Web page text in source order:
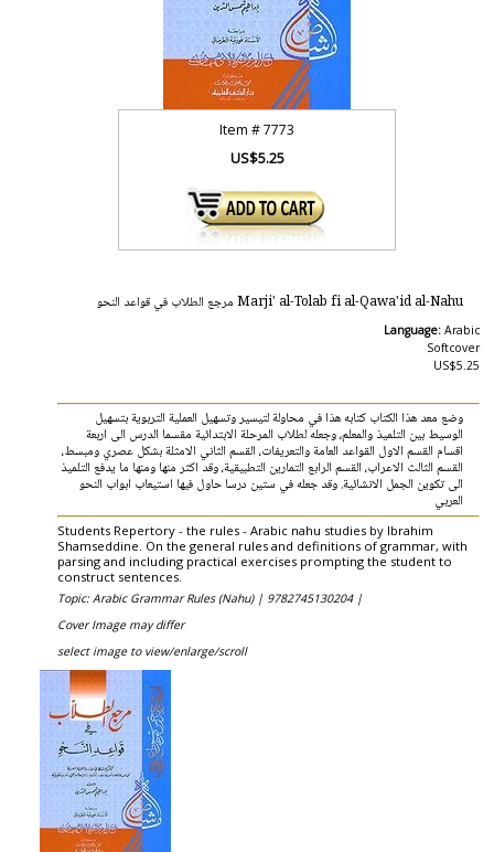
Item #7773
US$5.25
Marji' al-Tolab fi al-Qawa'id al-Nahu مرجع الطلاب في قواعد النحو
Language: Arabic
Softcover
US$5.25
وضع معد هذا الكتاب كتابه هذا في محاولة لتيسير وتسهيل العملية التربوية بتسهيل
الوسيط بين التلميذ والمعلم، وجعله لطلاب المرحلة الابتدائية مقسما الدرس الى اربعة
اقسام القسم الاول القواعد العامة والتعريفات، القسم الثاني الامثلة بشكل عصري ومبسط،
القسم الثالث الاعراب، القسم الرابع التمارين التطبيقية، وقد اكثر منها ومنها ما يدفع التلميذ
الى تكوين الجمل الانشائية. وقد جعله في ستين درسا حاول فيها استيعاب ابواب النحو
العربي
Students Repertory - the rules - Arabic nahu studies by Ibrahim
Shamseddine. On the general rules and definitions of grammar, with
parsing and including practical exercises prompting the student to
construct sentences.
Topic: Arabic Grammar Rules (Nahu) | 9782745130204 |
Cover Image may differ
select image to view/enlarge/scroll